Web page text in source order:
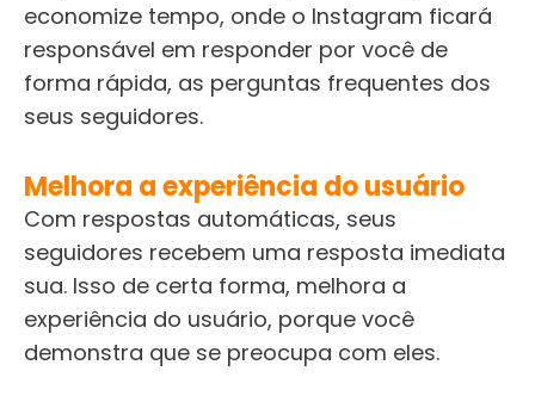
economize tempo, onde o Instagram ficará
responsável em responder por você de
forma rápida, as perguntas frequentes dos
seus seguidores.
Melhora a experiência do usuário
Com respostas automáticas, seus
seguidores recebem uma resposta imediata
sua. Isso de certa forma, melhora a
experiência do usuário, porque você
demonstra que se preocupa com eles.